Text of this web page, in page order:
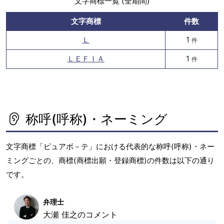
文字商標
件数
Ｌ
1 件
ＬＥＦＩＡ 1 件
称呼(呼称)・ネーミング
文字商標「ピュアボ－テ」における代表的な称呼(呼称)・ネー
ミングごとの、商標(商標出願・登録商標)の件数は以下の通り
です。
弁理士
大瀬 佳之のコメント